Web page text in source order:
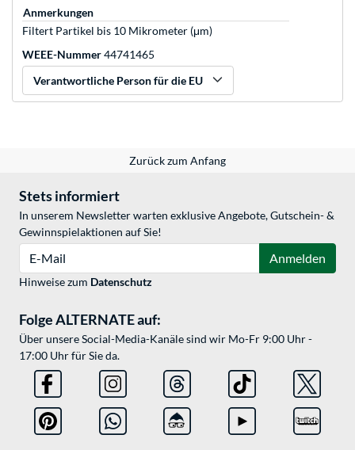
Anmerkungen
Filtert Partikel bis 10 Mikrometer (μm)
WEEE-Nummer44741465
Verantwortliche Person für die EU
Zurück zum Anfang
Stets informiert
In unserem Newsletter warten exklusive Angebote, Gutschein- &
Gewinnspielaktionen auf Sie!
Anmelden
Hinweise zum Datenschutz
Folge ALTERNATE auf:
Über unsere Social-Media-Kanäle sind wir Mo-Fr 9:00 Uhr -
17:00 Uhr für Sie da.